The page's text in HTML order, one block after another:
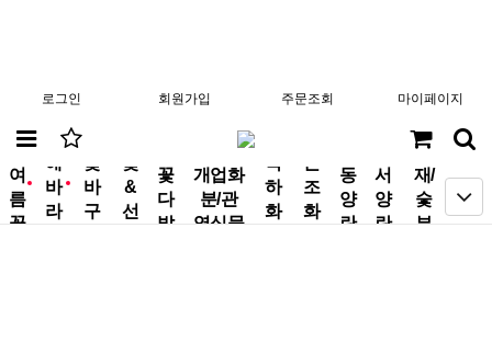
로그인 회원가입 주문조회 마이페이지
new
여
름
꽃
new
해
바
라
꽃
바
구
꽃
&
선
꽃
다
발
개업화
분/관
엽식물
축
하
화
근
조
화
동
양
란
서
양
란
분
재/
숯
부